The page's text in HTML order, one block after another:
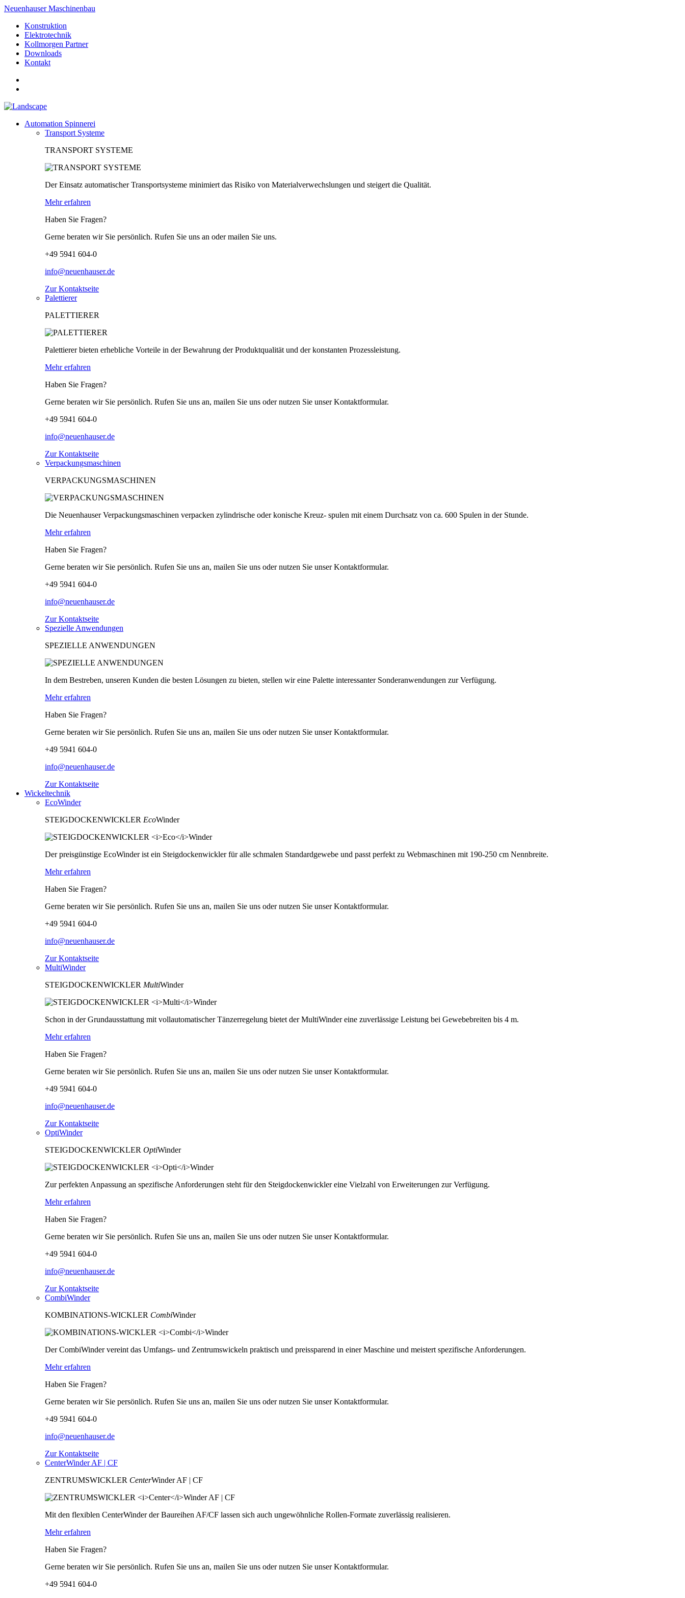
Neuenhauser Maschinenbau
Konstruktion
Elektrotechnik
Kollmorgen Partner
Downloads
Kontakt
Automation Spinnerei
Transport Systeme
TRANSPORT SYSTEME
Der Einsatz automatischer Transportsysteme minimiert das Risiko von Materialverwechslungen und steigert die Qualität.
Mehr erfahren
Haben Sie Fragen?
Gerne beraten wir Sie persönlich. Rufen Sie uns an oder mailen Sie uns.
+49 5941 604-0
info@neuenhauser.de
Zur Kontaktseite
Palettierer
PALETTIERER
Palettierer bieten erhebliche Vorteile in der Bewahrung der Produktqualität und der konstanten Prozessleistung.
Mehr erfahren
Haben Sie Fragen?
Gerne beraten wir Sie persönlich. Rufen Sie uns an, mailen Sie uns oder nutzen Sie unser Kontaktformular.
+49 5941 604-0
info@neuenhauser.de
Zur Kontaktseite
Verpackungsmaschinen
VERPACKUNGSMASCHINEN
Die Neuenhauser Verpackungsmaschinen verpacken zylindrische oder konische Kreuz- spulen mit einem Durchsatz von ca. 600 Spulen in der Stunde.
Mehr erfahren
Haben Sie Fragen?
Gerne beraten wir Sie persönlich. Rufen Sie uns an, mailen Sie uns oder nutzen Sie unser Kontaktformular.
+49 5941 604-0
info@neuenhauser.de
Zur Kontaktseite
Spezielle Anwendungen
SPEZIELLE ANWENDUNGEN
In dem Bestreben, unseren Kunden die besten Lösungen zu bieten, stellen wir eine Palette interessanter Sonderanwendungen zur Verfügung.
Mehr erfahren
Haben Sie Fragen?
Gerne beraten wir Sie persönlich. Rufen Sie uns an, mailen Sie uns oder nutzen Sie unser Kontaktformular.
+49 5941 604-0
info@neuenhauser.de
Zur Kontaktseite
Wickeltechnik
EcoWinder
STEIGDOCKENWICKLER EcoWinder
Der preisgünstige EcoWinder ist ein Steigdockenwickler für alle schmalen Standardgewebe und passt perfekt zu Webmaschinen mit 190-250 cm Nennbreite.
Mehr erfahren
Haben Sie Fragen?
Gerne beraten wir Sie persönlich. Rufen Sie uns an, mailen Sie uns oder nutzen Sie unser Kontaktformular.
+49 5941 604-0
info@neuenhauser.de
Zur Kontaktseite
MultiWinder
STEIGDOCKENWICKLER MultiWinder
Schon in der Grundausstattung mit vollautomatischer Tänzerregelung bietet der MultiWinder eine zuverlässige Leistung bei Gewebebreiten bis 4 m.
Mehr erfahren
Haben Sie Fragen?
Gerne beraten wir Sie persönlich. Rufen Sie uns an, mailen Sie uns oder nutzen Sie unser Kontaktformular.
+49 5941 604-0
info@neuenhauser.de
Zur Kontaktseite
OptiWinder
STEIGDOCKENWICKLER OptiWinder
Zur perfekten Anpassung an spezifische Anforderungen steht für den Steigdockenwickler eine Vielzahl von Erweiterungen zur Verfügung.
Mehr erfahren
Haben Sie Fragen?
Gerne beraten wir Sie persönlich. Rufen Sie uns an, mailen Sie uns oder nutzen Sie unser Kontaktformular.
+49 5941 604-0
info@neuenhauser.de
Zur Kontaktseite
CombiWinder
KOMBINATIONS-WICKLER CombiWinder
Der CombiWinder vereint das Umfangs- und Zentrumswickeln praktisch und preissparend in einer Maschine und meistert spezifische Anforderungen.
Mehr erfahren
Haben Sie Fragen?
Gerne beraten wir Sie persönlich. Rufen Sie uns an, mailen Sie uns oder nutzen Sie unser Kontaktformular.
+49 5941 604-0
info@neuenhauser.de
Zur Kontaktseite
CenterWinder AF | CF
ZENTRUMSWICKLER CenterWinder AF | CF
Mit den flexiblen CenterWinder der Baureihen AF/CF lassen sich auch ungewöhnliche Rollen-Formate zuverlässig realisieren.
Mehr erfahren
Haben Sie Fragen?
Gerne beraten wir Sie persönlich. Rufen Sie uns an, mailen Sie uns oder nutzen Sie unser Kontaktformular.
+49 5941 604-0